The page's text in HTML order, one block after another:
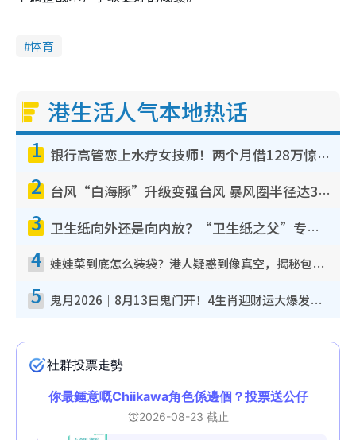
体育
港生活人气本地热话
1 银行高管恋上水疗女技师！两个月借128万惊觉“沉船”沉落火海 揭背后疑似邪教操控卖淫
2 台风“白海豚”升级变强台风 暴风圈半径达320公里 面积足以覆盖多个城市
3 卫生纸向外还是向内放？“卫生纸之父”专利图曝光！官方揭正确摆法：放错易贴墙滋生细菌！
4 娃娃菜到底怎么装袋？港人疑惑到像真空，揭秘包装过程全靠1招：血汗钱不好赚
5 鬼月2026｜8月13日鬼门开！4生肖迎财运大爆发！专家：属Ｏ好手气 宜买六合彩